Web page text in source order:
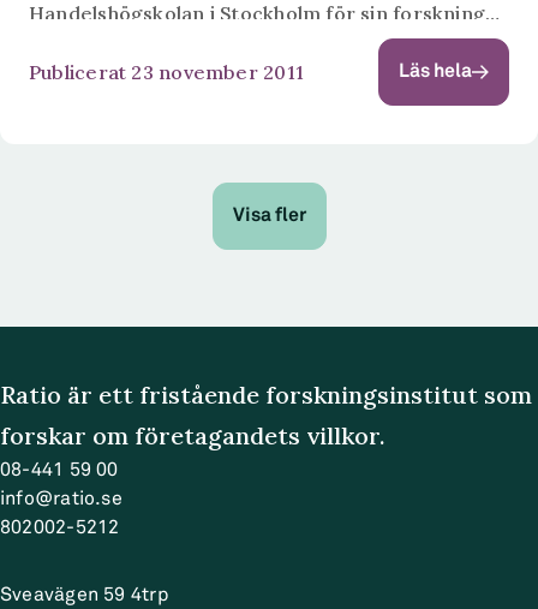
Handelshögskolan i Stockholm för sin forskning
inom entreprenörskap. Priset omfattar 100 000
kr. Motiveringen lyder: ”Karl Wennberg har under
Publicerat 23 november 2011 Läs hela
Visa fler
Ratio är ett fristående forskningsinstitut som
forskar om företagandets villkor.
08-441 59 00
info@ratio.se
802002-5212
Sveavägen 59 4trp